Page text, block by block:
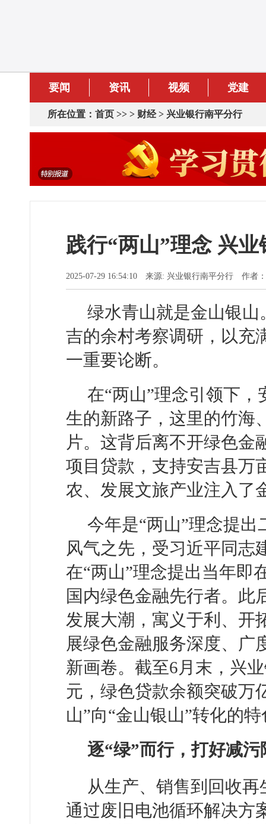
要闻 资讯 视频 党建
所在位置： 首页 >> > 财经> 兴业银行南平分行
践行“两山”理念 兴
2025-07-29 16:54:10 来源: 兴业银行南平分行 作者：
绿水青山就是金山银山
吉的余村考察调研，以充
一重要论断。
在“两山”理念引领下
生的新路子，这里的竹海
片。这背后离不开绿色金
项目贷款，支持安吉县万
农、发展文旅产业注入了
今年是“两山”理念提
风气之先，受习近平同志
在“两山”理念提出当年即
国内绿色金融先行者。此
发展大潮，寓义于利、开
展绿色金融服务深度、广
新画卷。截至6月末，兴
元，绿色贷款余额突破万
山”向“金山银山”转化的
逐“绿”而行，打好减
从生产、销售到回收
通过废旧电池循环解决方